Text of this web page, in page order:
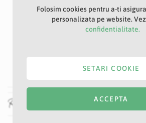
Specificatii
Nu
E48
Recenzii
Folosim cookies pentru a-ti
personalizata pe website.
confidentialitate.
ACCEPTA
SETARI COOKIE